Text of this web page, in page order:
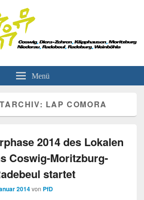
für Demokratie
Menü
LAP COMORA
2014 des Lokalen
Coswig-Moritzburg-
startet
2014von PfD